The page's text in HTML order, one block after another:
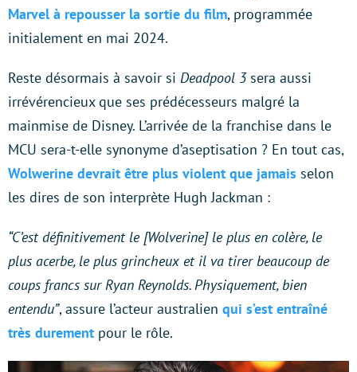
Marvel à repousser la sortie du film, programmée
initialement en mai 2024.
Reste désormais à savoir si Deadpool 3sera aussi
irrévérencieux que ses prédécesseurs malgré la
mainmise de Disney. L’arrivée de la franchise dans le
MCU sera-t-elle synonyme d’aseptisation ? En tout cas,
Wolwerine devrait être plus violent que jamais selon
les dires de son interprète Hugh Jackman :
“C’est définitivement le [Wolverine] le plus en colère, le
plus acerbe, le plus grincheux et il va tirer beaucoup de
coups francs sur Ryan Reynolds. Physiquement, bien
entendu”, assure l’acteur australien qui s’est entraîné
très durement pour le rôle.